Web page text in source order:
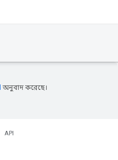
অনুবাদ করেছে।
API